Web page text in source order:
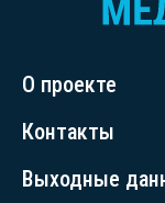
О проекте
Контакты
Выходные